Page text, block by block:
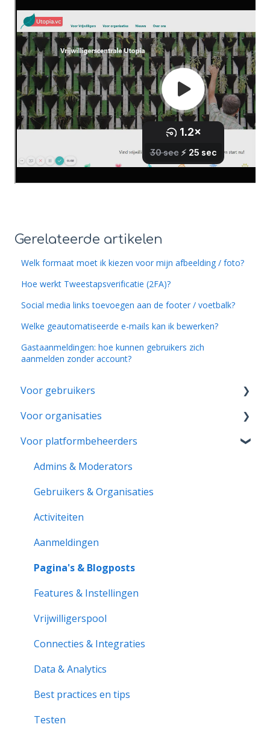
Gerelateerde artikelen
Welk formaat moet ik kiezen voor mijn afbeelding / foto?
Hoe werkt Tweestapsverificatie (2FA)?
Social media links toevoegen aan de footer / voetbalk?
Welke geautomatiseerde e-mails kan ik bewerken?
Gastaanmeldingen: hoe kunnen gebruikers zich
aanmelden zonder account?
Voor gebruikers
Account & Instellingen
Aanmeldingen & Activiteitenrapporten
Notificaties & Berichten
Rollen & Lidmaatschap
Vrijwilligerspool
Aan de slag
Activiteitenbank
Organisatiepagina
Probleemoplossing
Voor organisaties
Aan de slag
Pagina & Instellingen
Rollen & Lidmaatschap
Activiteiten
Aanmeldingen
Activiteitenrapporten
Vrijwilligerspool
Formulieren & Documenten
Notificaties & Berichten
Data & Analytics
Geavanceerde trainingen
Best practices
Voor platformbeheerders
Admins & Moderators
Gebruikers & Organisaties
Activiteiten
Aanmeldingen
Pagina's & Blogposts
Features & Instellingen
Vrijwilligerspool
Connecties & Integraties
Data & Analytics
Best practices en tips
Testen